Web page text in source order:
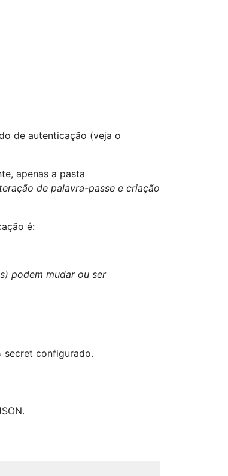
de autenticação (veja o
apenas a pasta
de palavra-passe e criação
é:
podem mudar ou ser
secret configurado.